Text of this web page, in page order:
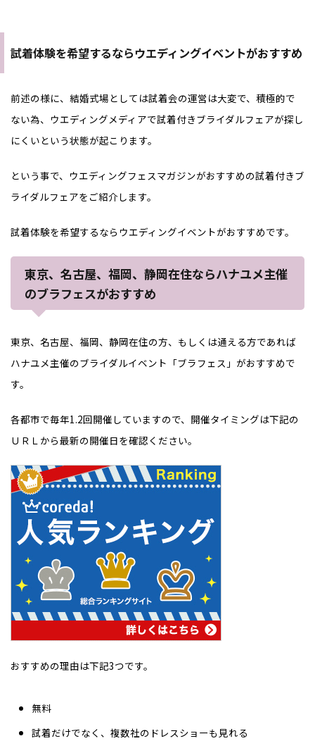
試着体験を希望するならウエディングイベントがおすすめ
前述の様に、結婚式場としては試着会の運営は大変で、積極的で
ない為、ウエディングメディアで試着付きブライダルフェアが探し
にくいという状態が起こります。
という事で、ウエディングフェスマガジンがおすすめの試着付きブ
ライダルフェアをご紹介します。
試着体験を希望するならウエディングイベントがおすすめです。
東京、名古屋、福岡、静岡在住ならハナユメ主催
のブラフェスがおすすめ
東京、名古屋、福岡、静岡在住の方、もしくは通える方であれば
ハナユメ主催のブライダルイベント「ブラフェス」がおすすめで
す。
各都市で毎年1.2回開催していますので、開催タイミングは下記の
ＵＲＬから最新の開催日を確認ください。
おすすめの理由は下記3つです。
無料
試着だけでなく、複数社のドレスショーも見れる